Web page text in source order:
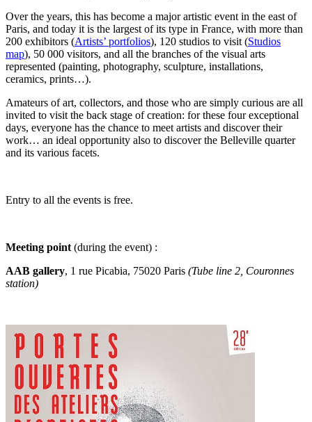
Over the years, this has become a major artistic event in the east of
Paris, and today it is the largest of its type in France, with more than
200 exhibitors (Artists’ portfolios), 120 studios to visit (Studios
map), 50 000 visitors, and all the branches of the visual arts
represented (painting, photography, sculpture, installations,
ceramics, prints…).
Amateurs of art, collectors, and those who are simply curious are all
invited to visit the back stage of creation: for these four exceptional
days, everyone has the chance to meet artists and discover their
work… an ideal opportunity also to discover the Belleville quarter
and its various facets.
Entry to all the events is free.
Meeting point (during the event) :
AAB gallery, 1 rue Picabia, 75020 Paris (Tube line 2, Couronnes
station)